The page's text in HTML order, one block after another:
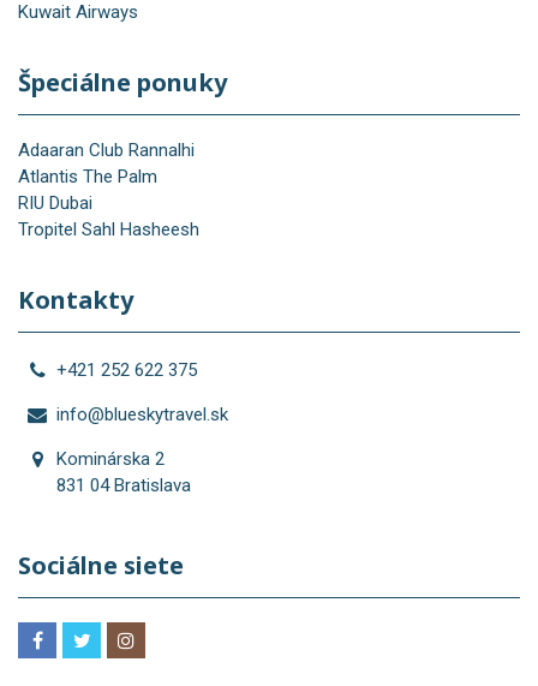
Kuwait Airways
Špeciálne ponuky
Adaaran Club Rannalhi
Atlantis The Palm
RIU Dubai
Tropitel Sahl Hasheesh
Kontakty
+421 252 622 375
info@blueskytravel.sk
Kominárska 2
831 04 Bratislava
Sociálne siete